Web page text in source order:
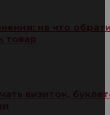
на что
визиток,